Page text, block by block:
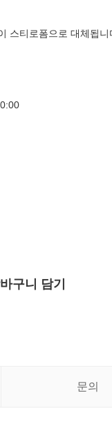
스티로폼으로 대체됩니
구니 담기
문의